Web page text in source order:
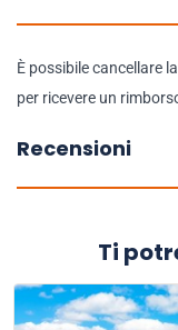
È possibile cancellare
per ricevere un
Recensioni
Ti